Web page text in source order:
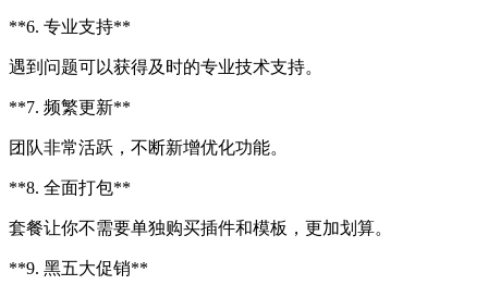
**6. 专业支持**
遇到问题可以获得及时的专业技术支持。
**7. 频繁更新**
团队非常活跃，不断新增优化功能。
**8. 全面打包**
套餐让你不需要单独购买插件和模板，更加划算。
**9. 黑五大促销**